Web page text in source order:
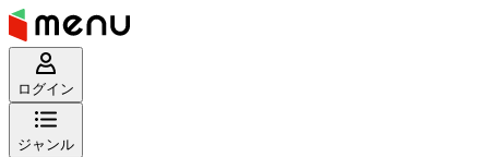
ログイン
ジャンル